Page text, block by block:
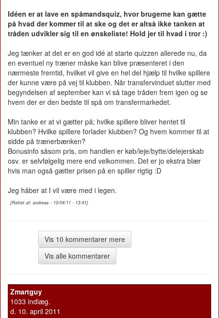
Idéen er at lave en spåmandsquiz, hvor brugerne kan gætte
på hvad der kommer til at ske og det er altså ikke tanken at
tråden udvikler sig til en ønskeliste! Hold jer til hvad i tror :)
Jeg tænker at det er en god idé at starte quizzen allerede nu, da
en eventuel ny træner måske kan blive præsenteret i den
nærmeste fremtid, hvilket vil give en hel del hjælp til hvilke spillere
der kunne være på vej til klubben. Når transfervinduet slutter med
begyndelsen af september kan vi så tage tråden frem igen og se
hvem der er den bedste til spå om transfermarkedet.
Min tanke er at vi gætter på; hvilke spillere bliver hentet til
klubben? Hvilke spillere forlader klubben? Og hvem kommer til at
sidde på trænerbænken?
Bonusinfo såsom pris, om handlen er køb/leje/bytte/delejerskab
osv. er selvfølgelig mere end velkommen. Det er jo ekstra blær
hvis man også gætter prisen på en spiller rigtig :D
Jeg håber at I vil være med i legen.
[Rettet af: andreas - 10/04/11 - 13:41]
Vis 10 kommentarer mere
Vis alle kommentarer
Zmartguy
1033 indlæg.
d. 10. april 2011